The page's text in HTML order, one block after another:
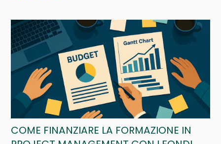
COME FINANZIARE LA FORMAZIONE IN